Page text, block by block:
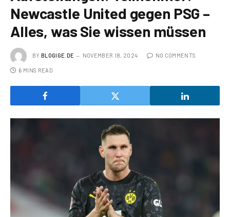
Newcastle United gegen PSG –
Alles, was Sie wissen müssen
BY BLOGIGE.DE NOVEMBER 18, 2024 NO COMMENTS
6 MINS READ